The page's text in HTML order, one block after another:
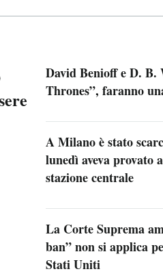
David Benioff e D. B.
Thrones”, faranno
A Milano è stato
lunedì aveva provato
stazione centrale
La Corte Suprema
ban” non si applica
Stati Uniti